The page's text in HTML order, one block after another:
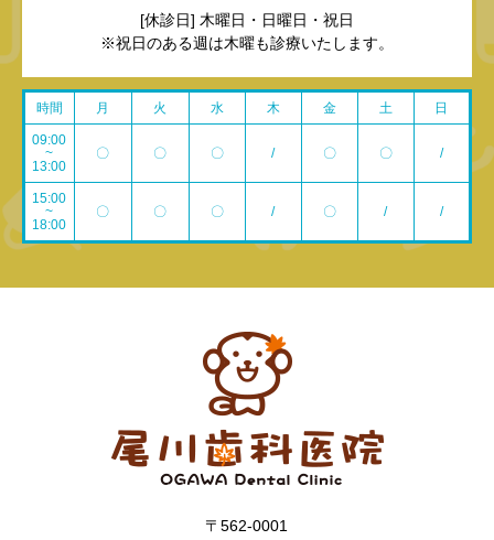
[休診日] 木曜日・日曜日・祝日
※祝日のある週は木曜も診療いたします。
時間 月 火 水 木 金 土 日
09:00
~
13:00
〇 〇 〇 / 〇 〇 /
15:00
~
18:00
〇 〇 〇 / 〇 / /
〒562-0001